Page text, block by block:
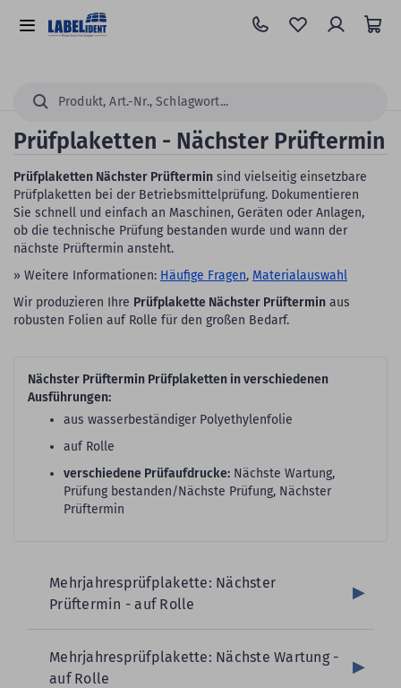
Hauptinhalt
springen
Alle
Suchen...
Prüfplaketten - Nächster Prüftermin
Prüfplaketten Nächster Prüftermin sind vielseitig einsetzbare
Prüfplaketten bei der Betriebsmittelprüfung. Dokumentieren
Sie schnell und einfach an Maschinen, Geräten oder Anlagen,
ob die technische Prüfung bestanden wurde und wann der
nächste Prüftermin ansteht.
» Weitere Informationen: Häufige Fragen, Materialauswahl
Wir produzieren Ihre Prüfplakette Nächster Prüftermin aus
robusten Folien auf Rolle für den großen Bedarf.
Nächster Prüftermin Prüfplaketten in verschiedenen
Ausführungen:
aus wasserbeständiger Polyethylenfolie
auf Rolle
verschiedene Prüfaufdrucke: Nächste Wartung,
Prüfung bestanden/Nächste Prüfung, Nächster
Prüftermin
Mehrjahresprüfplakette: Nächster
Prüftermin - auf Rolle
Mehrjahresprüfplakette: Nächste Wartung -
auf Rolle